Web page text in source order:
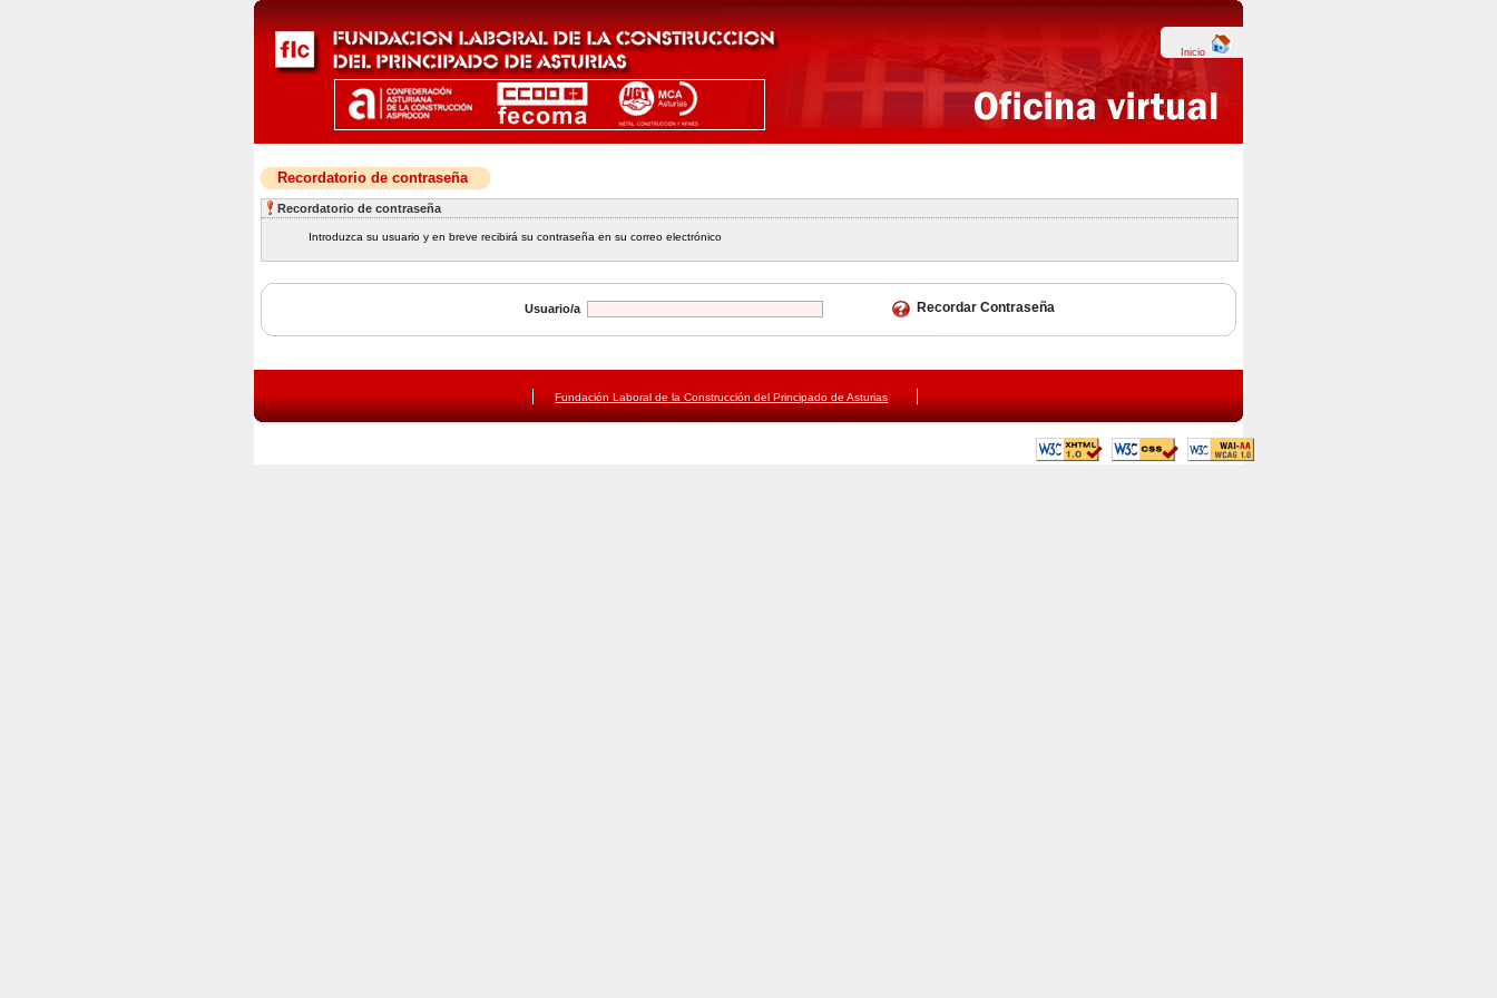
Inicio
Recordatorio de contraseña
Recordatorio de contraseña
Introduzca su usuario y en breve recibirá su contraseña en su correo electrónico
Usuario/a
Fundación Laboral de la Construcción del Principado de Asturias